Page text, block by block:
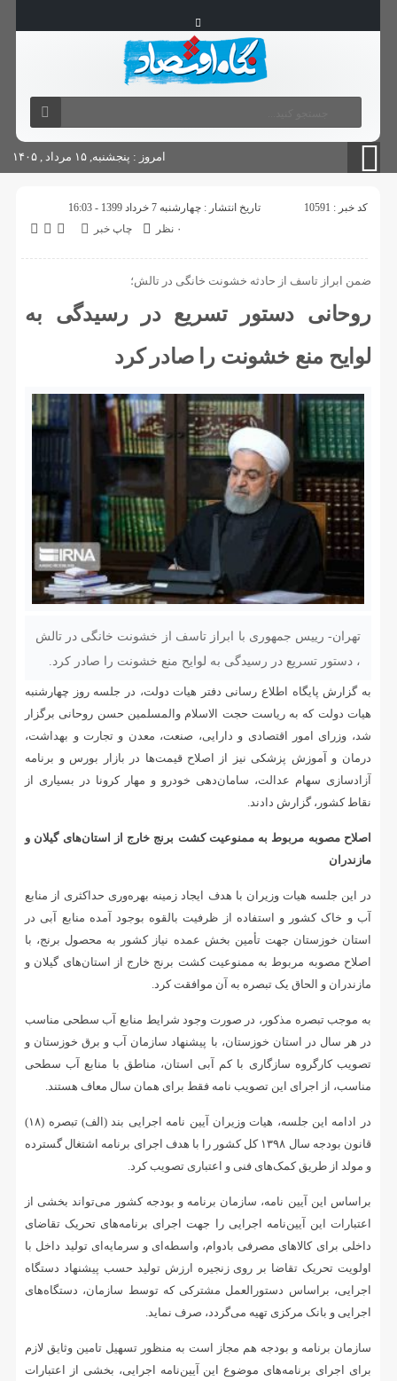
آگهی های دولتی چاپ
امروز : پنجشنبه, ۱۵ مرداد , ۱۴۰۵
کد خبر : 10591
تاریخ انتشار : چهارشنبه 7 خرداد 1399 - 16:03
چاپ خبر
۰ نظر
ضمن ابراز تاسف از حادثه خشونت خانگی در تالش؛
روحانی دستور تسریع در رسیدگی به
لوایح منع خشونت را صادر کرد
تهران- رییس جمهوری با ابراز تاسف از خشونت خانگی در تالش
، دستور تسریع در رسیدگی به لوایح منع خشونت را صادر کرد.
به گزارش پایگاه اطلاع رسانی دفتر هیات دولت، در جلسه روز چهارشنبه
هیات دولت که به ریاست حجت الاسلام والمسلمین حسن روحانی برگزار
شد، وزرای امور اقتصادی و دارایی، صنعت، معدن و تجارت و بهداشت،
درمان و آموزش پزشکی نیز از اصلاح قیمت‌ها در بازار بورس و برنامه
آزادسازی سهام عدالت، سامان‌دهی خودرو و مهار کرونا در بسیاری از
نقاط کشور، گزارش دادند.
اصلاح مصوبه مربوط به ممنوعیت کشت برنج خارج از استان‌های گیلان و
مازندران
در این جلسه هیات وزیران با هدف ایجاد زمینه بهره‌وری حداکثری از منابع
آب و خاک کشور و استفاده از ظرفیت بالقوه بوجود آمده منابع آبی در
استان خوزستان جهت تأمین بخش عمده نیاز کشور به محصول برنج، با
اصلاح مصوبه مربوط به ممنوعیت کشت برنج خارج از استان‌های گیلان و
مازندران و الحاق یک تبصره به آن موافقت کرد.
به موجب تبصره مذکور، در صورت وجود شرایط منابع آب سطحی مناسب
در هر سال در استان خوزستان، با پیشنهاد سازمان آب و برق خوزستان و
تصویب کارگروه سازگاری با کم آبی استان، مناطق با منابع آب سطحی
مناسب، از اجرای این تصویب نامه فقط برای همان سال معاف هستند.
در ادامه این جلسه، هیات وزیران آیین نامه اجرایی بند (الف) تبصره (۱۸)
قانون بودجه سال ۱۳۹۸ کل کشور را با هدف اجرای برنامه اشتغال گسترده
و مولد از طریق کمک‌های فنی و اعتباری تصویب کرد.
براساس این آیین نامه، سازمان برنامه و بودجه کشور می‌تواند بخشی از
اعتبارات این آیین‌نامه اجرایی را جهت اجرای برنامه‌های تحریک تقاضای
داخلی برای کالاهای مصرفی بادوام، واسطه‌ای و سرمایه‌ای تولید داخل با
اولویت تحریک تقاضا بر روی زنجیره ارزش تولید حسب پیشنهاد دستگاه
اجرایی، براساس دستورالعمل مشترکی که توسط سازمان، دستگاه‌های
اجرایی و بانک مرکزی تهیه می‌گردد، صرف نماید.
سازمان برنامه و بودجه هم مجاز است به منظور تسهیل تامین وثایق لازم
برای اجرای برنامه‌های موضوع این آیین‌نامه اجرایی، بخشی از اعتبارات